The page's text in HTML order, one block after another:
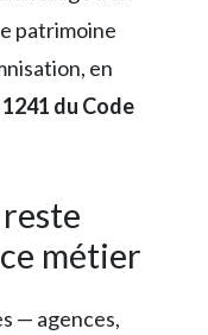
patrimoine
en
du Code
métier
— agences,